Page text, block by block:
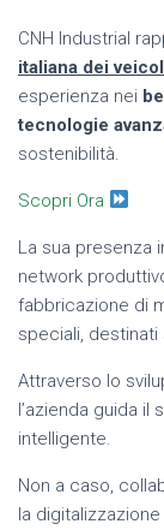
CNH Industrial
italiana dei
esperienza nei
tecnologie
sostenibilità.
Scopri Ora
La sua presenza
network
fabbricazione di
speciali,
Attraverso lo
l’azienda guida
intelligente.
Non a caso,
la